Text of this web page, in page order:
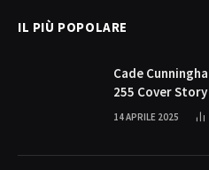
IL PIÙ POPOLARE
Cade
255 Cover Story
14 APRILE 2025